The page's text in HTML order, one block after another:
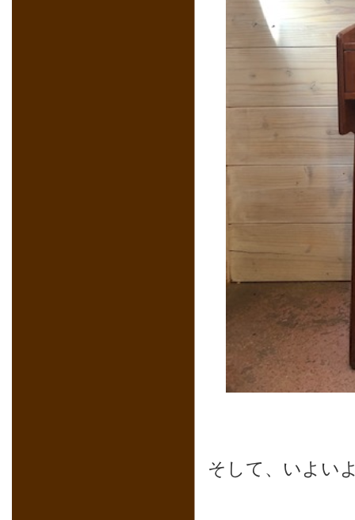
そして、いよい